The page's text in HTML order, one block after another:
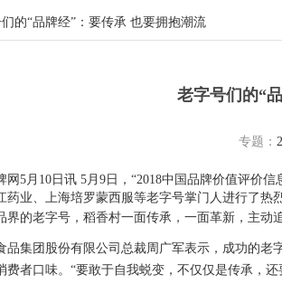
的“品牌经”：要传承 也要拥抱潮流
老字号们的“
专题：
月10日讯 5月9日，“2018中国品牌价值评价信
药业、上海培罗蒙西服等老字号掌门人进行了热
的老字号，稻香村一面传承，一面革新，主动
团股份有限公司总裁周广军表示，成功的老
费者口味。“要敢于自我蜕变，不仅仅是传承，